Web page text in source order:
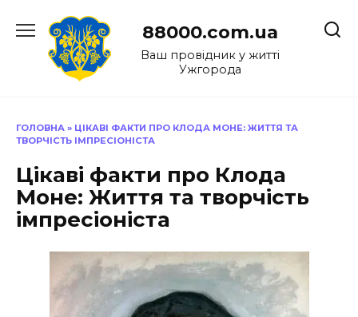
до
88000.com.ua
Ваш провідник у житті
Ужгорода
ГОЛОВНА » ЦІКАВІ ФАКТИ ПРО КЛОДА МОНЕ: ЖИТТЯ ТА
ТВОРЧІСТЬ ІМПРЕСІОНІСТА
Цікаві факти про Клода
Моне: Життя та творчість
імпресіоніста